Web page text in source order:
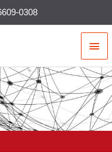
0308
主
要
選
單